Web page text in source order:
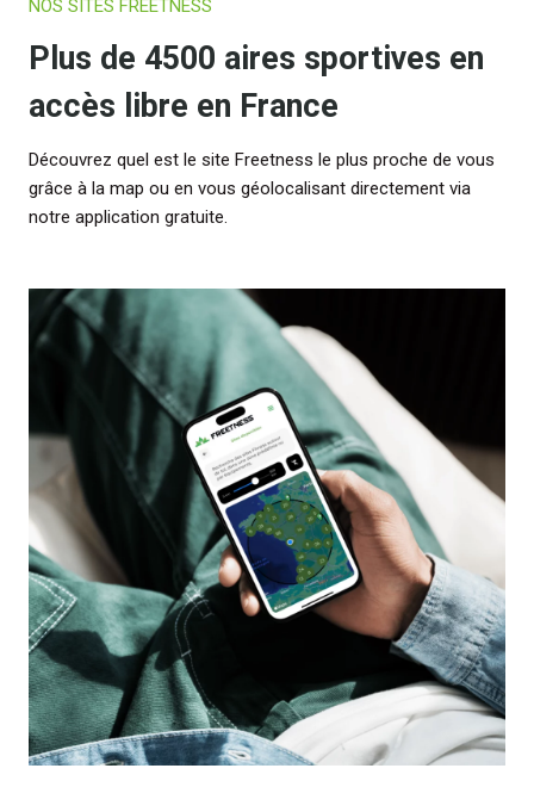
NOS SITES FREETNESS
Plus de 4500 aires sportives en
accès libre en France
Découvrez quel est le site Freetness le plus proche de vous
grâce à la map ou en vous géolocalisant directement via
notre application gratuite.